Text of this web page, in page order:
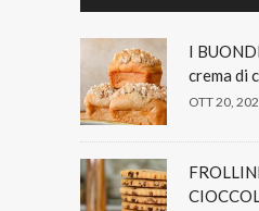
I
crema di
OTT 20,